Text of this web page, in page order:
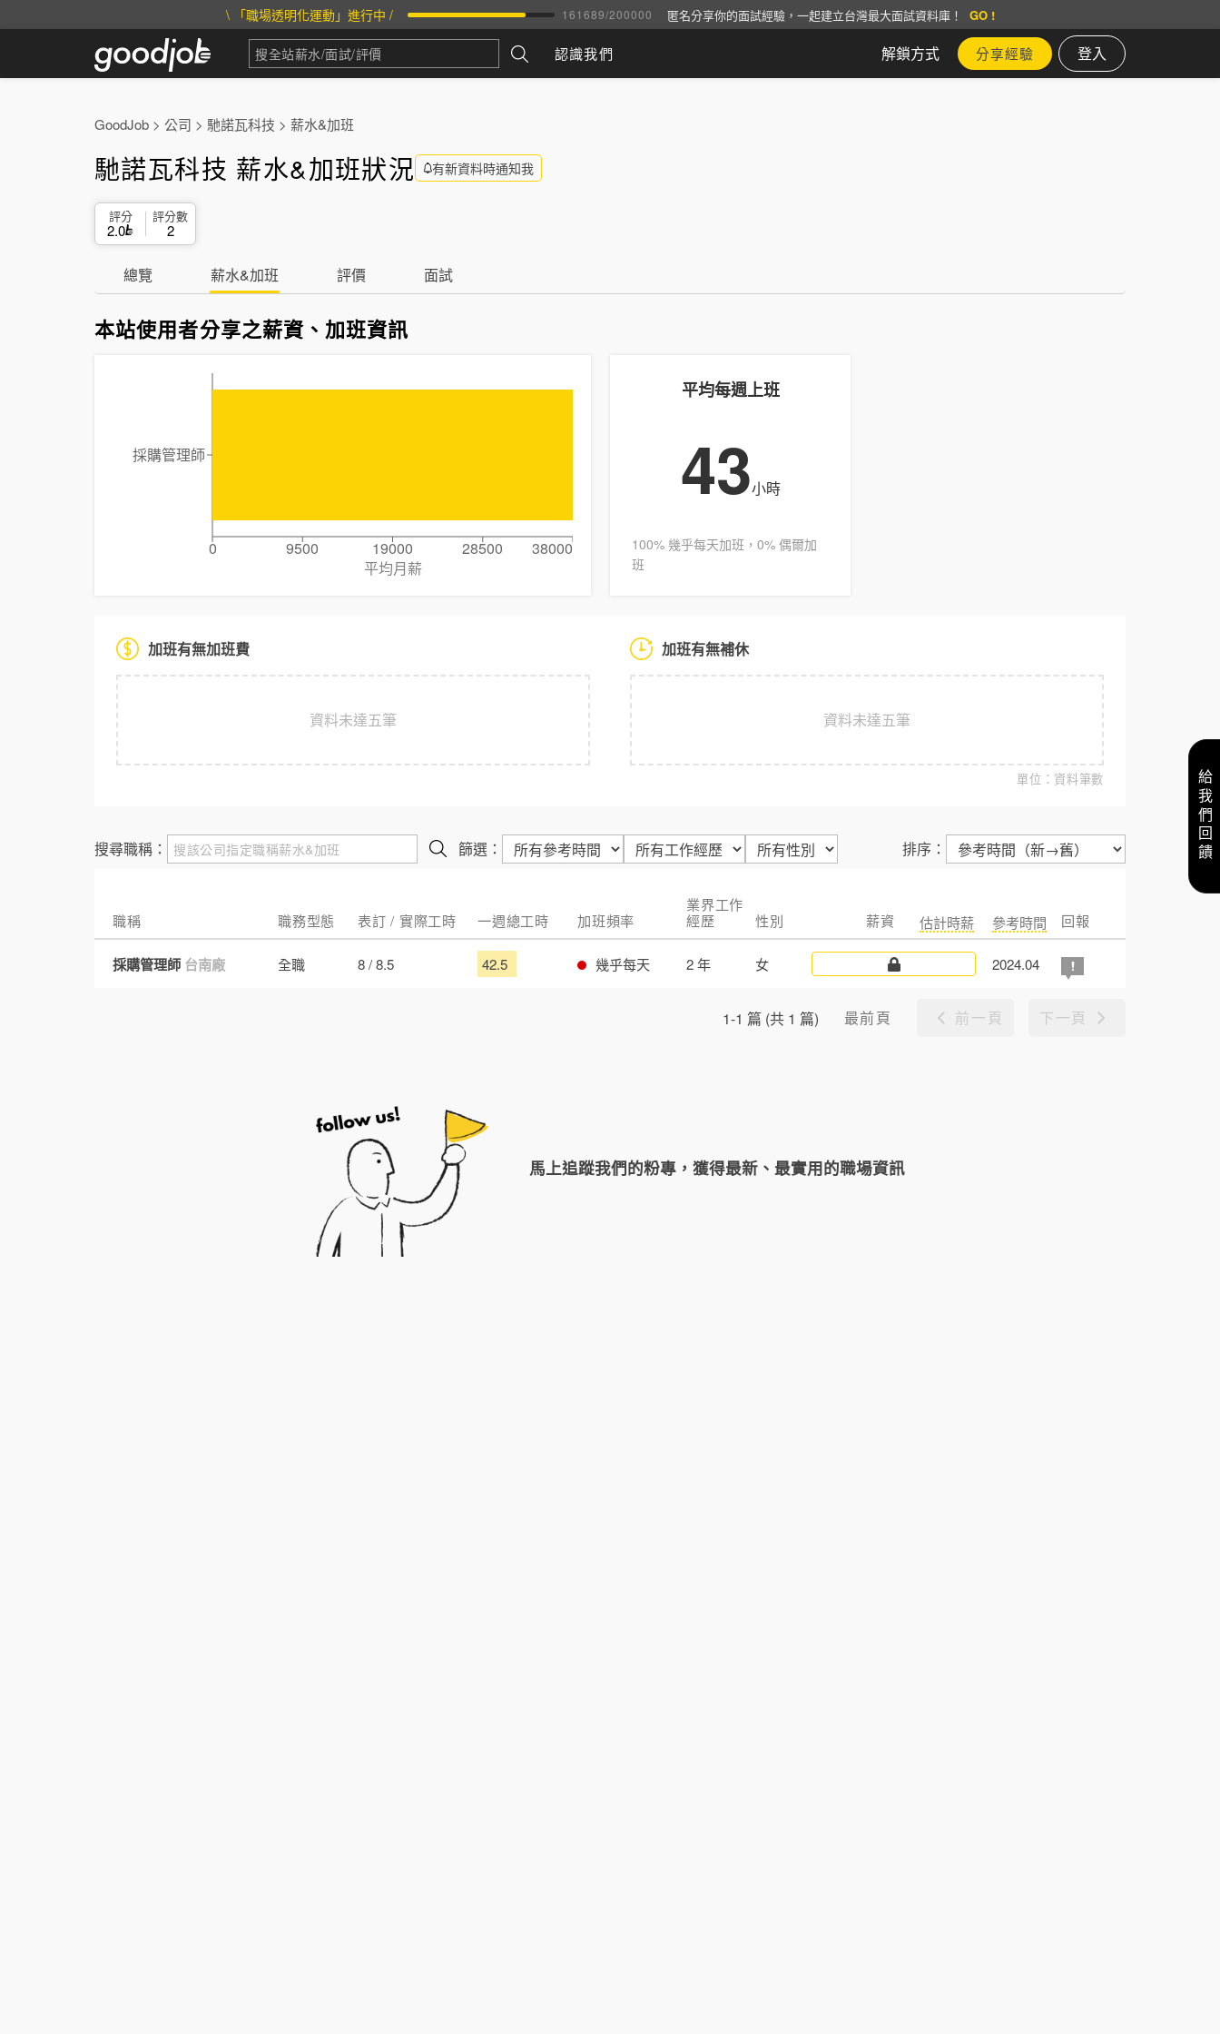
\ 「職場透明化運動」進行中 / 161689/200000 匿名分享你的面試經驗，一起建立台灣最大面試資料庫！ GO !
認識我們 解鎖方式 分享經驗 登入
GoodJob > 公司 > 馳諾瓦科技 > 薪水&加班
馳諾瓦科技 薪水&加班狀況 有新資料時通知我
評分
2.0
評分數
2
總覽 薪水&加班 評價 面試
本站使用者分享之薪資、加班資訊
0 9500 19000 28500
38000
平均月薪
採購管理師
平均每週上班
43小時
100% 幾乎每天加班，0% 偶爾加
班
加班有無加班費
資料未達五筆
加班有無補休
資料未達五筆
單位：資料筆數
搜尋職稱： 篩選： 排序：
職稱 職務型態 表訂 / 實際工時 一週總工時 加班頻率
業界工作
經歷
性別 薪資 估計時薪 參考時間 回報
採購管理師 台南廠 全職 8 / 8.5 42.5 幾乎每天 2 年 女 2024.04
1-1 篇 (共 1 篇) 最前頁 前一頁 下一頁
馬上追蹤我們的粉專，獲得最新、最實用的職場資訊
給我們回饋